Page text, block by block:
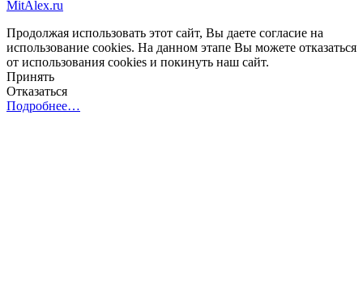
MitAlex.ru
Продолжая использовать этот сайт, Вы даете согласие на
использование cookies. На данном этапе Вы можете отказаться
от использования cookies и покинуть наш сайт.
Принять
Отказаться
Подробнее…